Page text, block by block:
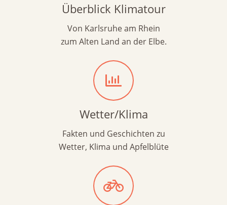
Überblick Klimatour
Von Karlsruhe am Rhein
zum Alten Land an der Elbe.
Wetter/Klima
Fakten und Geschichten zu
Wetter, Klima und Apfelblüte